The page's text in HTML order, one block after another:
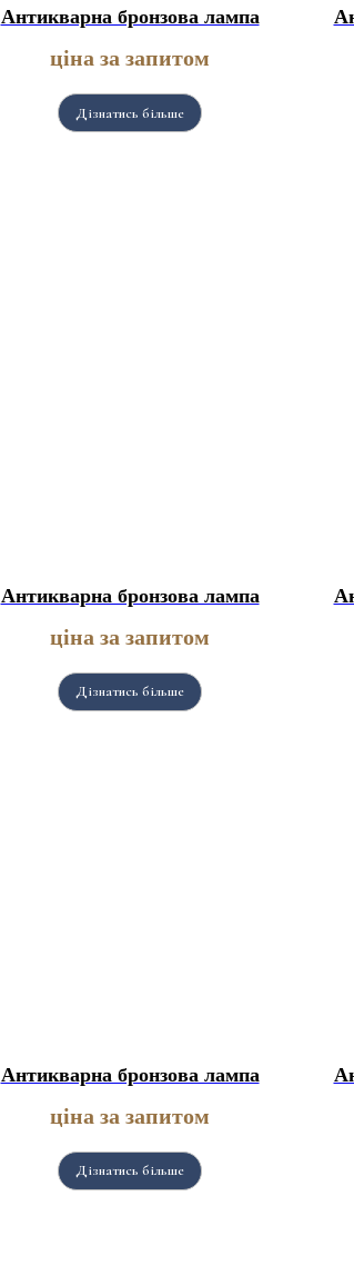
Антикварна бронзова лампа
ціна за запитом
Дізнатись більше
Антикварна бронзова лампа
ціна за запитом
Дізнатись більше
Антикварна бронзова лампа
ціна за запитом
Дізнатись більше